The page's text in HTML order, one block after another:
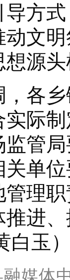
方
文
源
乡
际
管
单
理
进
白玉
融媒体